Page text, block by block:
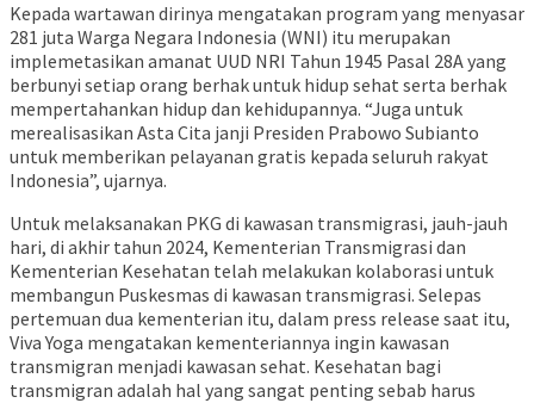
Kepada wartawan dirinya mengatakan program yang menyasar
281 juta Warga Negara Indonesia (WNI) itu merupakan
implemetasikan amanat UUD NRI Tahun 1945 Pasal 28A yang
berbunyi setiap orang berhak untuk hidup sehat serta berhak
mempertahankan hidup dan kehidupannya. “Juga untuk
merealisasikan Asta Cita janji Presiden Prabowo Subianto
untuk memberikan pelayanan gratis kepada seluruh rakyat
Indonesia”, ujarnya.
Untuk melaksanakan PKG di kawasan transmigrasi, jauh-jauh
hari, di akhir tahun 2024, Kementerian Transmigrasi dan
Kementerian Kesehatan telah melakukan kolaborasi untuk
membangun Puskesmas di kawasan transmigrasi. Selepas
pertemuan dua kementerian itu, dalam press release saat itu,
Viva Yoga mengatakan kementeriannya ingin kawasan
transmigran menjadi kawasan sehat. Kesehatan bagi
transmigran adalah hal yang sangat penting sebab harus